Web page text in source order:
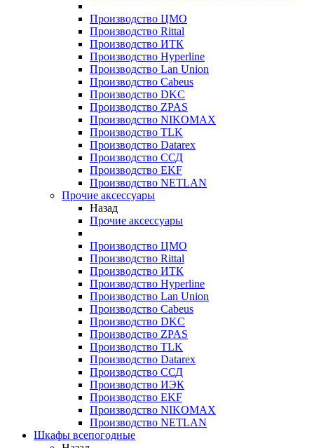
Производство ЦМО
Производство Rittal
Производство ИТК
Производство Hyperline
Производство Lan Union
Производство Cabeus
Производство DKC
Производство ZPAS
Производство NIKOMAX
Производство TLK
Производство Datarex
Производство ССД
Производство EKF
Производство NETLAN
Прочие аксеcсуары
Назад
Прочие аксеcсуары
Производство ЦМО
Производство Rittal
Производство ИТК
Производство Hyperline
Производство Lan Union
Производство Cabeus
Производство DKC
Производство ZPAS
Производство TLK
Производство Datarex
Производство ССД
Производство ИЭК
Производство EKF
Производство NIKOMAX
Производство NETLAN
Шкафы всепогодные